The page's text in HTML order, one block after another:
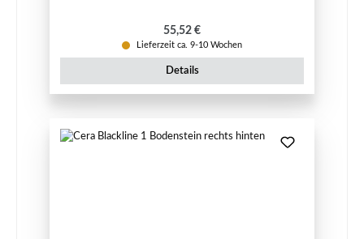
Regulärer Preis:
55,52 €
Lieferzeit ca. 9-10 Wochen
Details